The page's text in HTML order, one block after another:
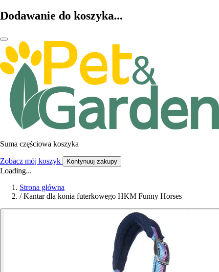
Dodawanie do koszyka...
Suma częściowa koszyka
Zobacz mój koszyk Kontynuuj zakupy
Loading...
Strona główna
/ Kantar dla konia futerkowego HKM Funny Horses